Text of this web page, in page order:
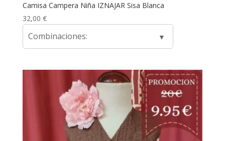
Camisa Campera Niña IZNAJAR Sisa Blanca
32,00 €
Combinaciones: